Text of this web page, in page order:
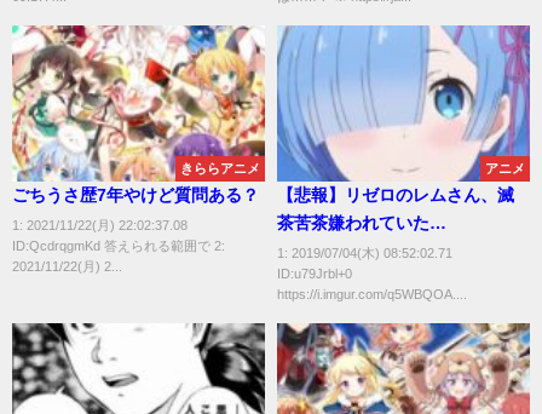
きららアニメ
ごちうさ歴7年やけど質問ある？
1: 2021/11/22(月) 22:02:37.08
ID:QcdrqgmKd 答えられる範囲で 2:
2021/11/22(月) 2...
アニメ
【悲報】リゼロのレムさん、滅
茶苦茶嫌われていた…
1: 2019/07/04(木) 08:52:02.71
ID:u79Jrbl+0
https://i.imgur.com/q5WBQOA....